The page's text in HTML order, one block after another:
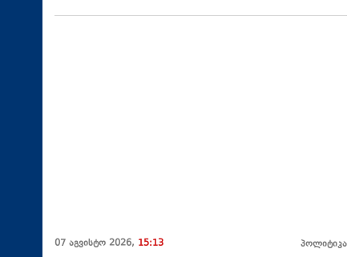
07 აგვისტო 2026, 15:13 პოლიტიკა